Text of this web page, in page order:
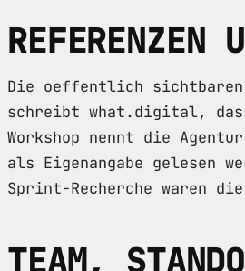
REFERENZEN
Die oeffentlich sichtbaren
schreibt what.digital, dass
Workshop nennt die
als Eigenangabe gelesen
Sprint-Recherche waren
TEAM,